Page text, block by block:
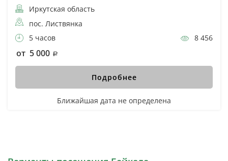
Иркутская область
пос. Листвянка
5 часов
8 456
от 5 000
Подробнее
Ближайшая дата не определена